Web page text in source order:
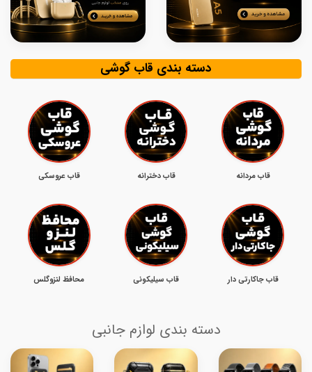
دسته بندی قاب گوشی
قاب مردانه قاب دخترانه قاب عروسکی
قاب جاکارتی دار قاب سیلیکونی محافظ لنزوگلس
دسته بندی لوازم جانبی